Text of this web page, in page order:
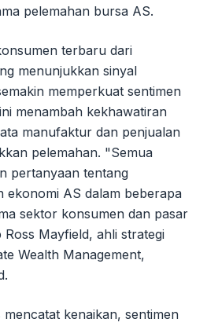
pelemahan bursa AS.
terbaru dari
menunjukkan sinyal
memperkuat sentimen
menambah kekhawatiran
manufaktur dan penjualan
pelemahan. "Semua
pertanyaan tentang
ekonomi AS dalam beberapa
sektor konsumen dan pasar
Mayfield, ahli strategi
Wealth Management,
kenaikan, sentimen